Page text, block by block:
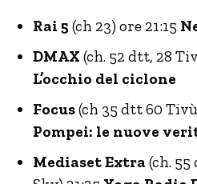
Rai 5 (ch 23) ore 21:15
DMAX (ch. 52 dtt, 28
L’occhio del ciclone
Focus(ch 35 dtt 60
Pompei: le nuove
Mediaset Extra (ch.